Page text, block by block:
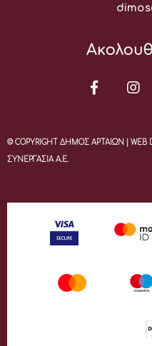
Email:
© COPYRIGHT ΔΗΜΟΣ ΑΡΤΑΙΩΝ | WEB
ΣΥΝΕΡΓΑΣΙΑ Α.Ε.